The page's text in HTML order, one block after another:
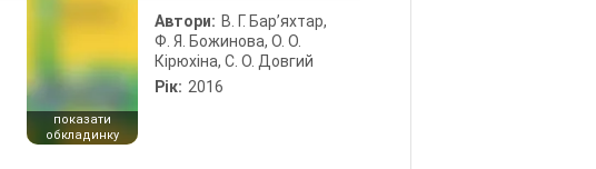
показати
обкладинку
Автори: В. Г. Бар’яхтар,
Ф. Я. Божинова, О. О.
Кірюхіна, С. О. Довгий
Рік: 2016